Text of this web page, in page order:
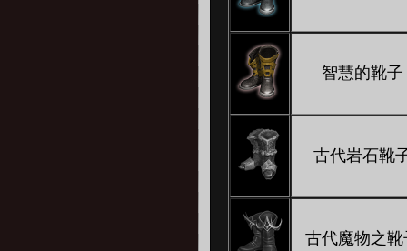
智慧的靴子
古代岩石靴
古代魔物之靴